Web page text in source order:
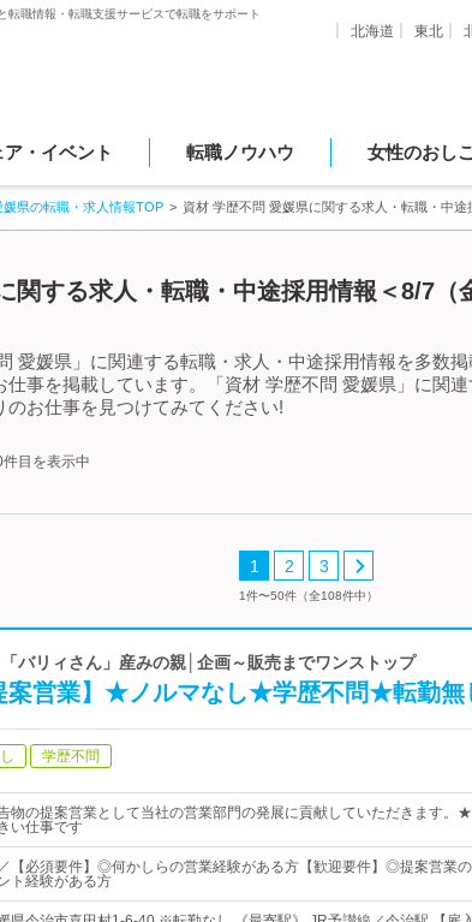
職情報・転職支援サービスで転職をサポート
北海道 東北
・イベント 転職ノウハウ 女性のおし
媛県の転職・求人情報TOP 資材 学歴不問 愛媛県に関する求人・転職・中途
関する求人・転職・中途採用情報＜8/7（
愛媛県」に関連する転職・求人・中途採用情報を多数
事を掲載しています。「資材 学歴不問 愛媛県」に関
お仕事を見つけてみてください!
件目を表示中
1 2 3
1件〜50件（全108件中）
バリィさん」産みの親│企画～販売までワンストップ
案営業】★ノルマなし★学歴不問★転勤無
学歴不問
物の提案営業として当社の営業部門の発展に貢献していただきます
い仕事です
【必須要件】◎何かしらの営業経験がある方【歓迎要件】◎提案営業
ト経験がある方